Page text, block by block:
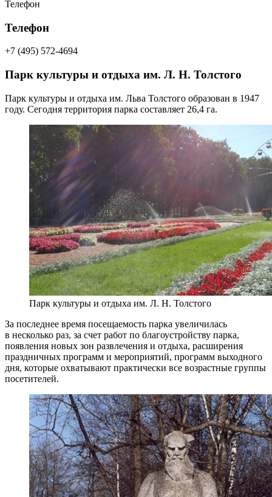
Телефон
Телефон
+7 (495) 572-4694
Парк культуры и отдыха им. Л. Н. Толстого
Парк культуры и отдыха им. Льва Толстого образован в 1947
году. Сегодня территория парка составляет 26,4 га.
Парк культуры и отдыха им. Л. Н. Толстого
За последнее время посещаемость парка увеличилась
в несколько раз, за счет работ по благоустройству парка,
появления новых зон развлечения и отдыха, расширения
праздничных программ и мероприятий, программ выходного
дня, которые охватывают практически все возрастные группы
посетителей.